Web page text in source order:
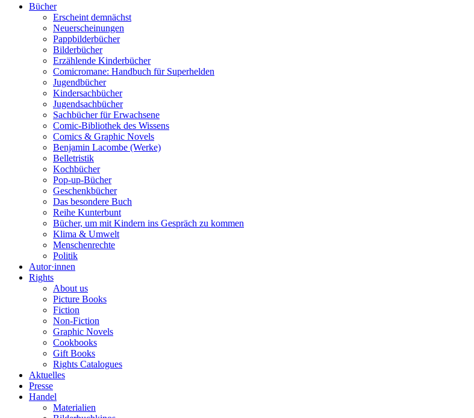
Bücher
Erscheint demnächst
Neuerscheinungen
Pappbilderbücher
Bilderbücher
Erzählende Kinderbücher
Comicromane: Handbuch für Superhelden
Jugendbücher
Kindersachbücher
Jugendsachbücher
Sachbücher für Erwachsene
Comic-Bibliothek des Wissens
Comics & Graphic Novels
Benjamin Lacombe (Werke)
Belletristik
Kochbücher
Pop-up-Bücher
Geschenkbücher
Das besondere Buch
Reihe Kunterbunt
Bücher, um mit Kindern ins Gespräch zu kommen
Klima & Umwelt
Menschenrechte
Politik
Autor·innen
Rights
About us
Picture Books
Fiction
Non-Fiction
Graphic Novels
Cookbooks
Gift Books
Rights Catalogues
Aktuelles
Presse
Handel
Materialien